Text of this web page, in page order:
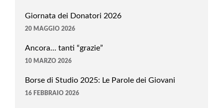
Giornata dei Donatori 2026
20 MAGGIO 2026
Ancora… tanti “grazie”
10 MARZO 2026
Borse di Studio 2025: Le Parole dei Giovani
16 FEBBRAIO 2026